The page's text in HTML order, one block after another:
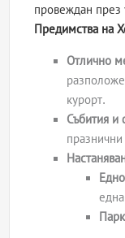
провеждан през
Предимства на
Отлично
курорт.
Събития и